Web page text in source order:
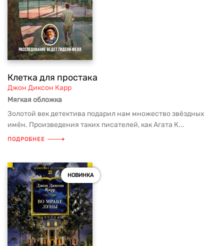
Клетка для простака
Джон Диксон Карр
Мягкая обложка
Золотой век детектива подарил нам множество звёздных
имён. Произведения таких писателей, как Агата К...
ПОДРОБНЕЕ
НОВИНКА